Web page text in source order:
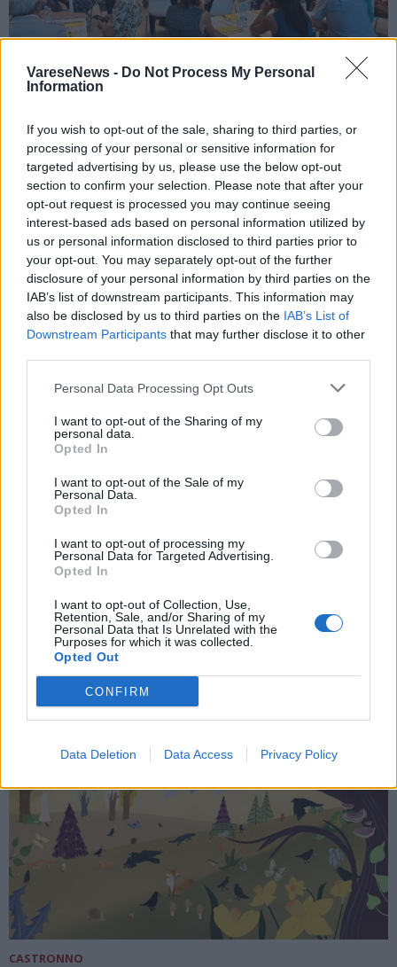
VareseNews - Do Not Process My Personal
Information
If you wish to opt-out of the sale, sharing to third parties, or
processing of your personal or sensitive information for
targeted advertising by us, please use the below opt-out
section to confirm your selection. Please note that after your
opt-out request is processed you may continue seeing
interest-based ads based on personal information utilized by
us or personal information disclosed to third parties prior to
your opt-out. You may separately opt-out of the further
disclosure of your personal information by third parties on the
IAB’s list of downstream participants. This information may
also be disclosed by us to third parties on the IAB’s List of
Downstream Participants that may further disclose it to other
Personal Data Processing Opt Outs
I want to opt-out of the Sharing of my
personal data.
Opted In
I want to opt-out of the Sale of my
Personal Data.
Opted In
I want to opt-out of processing my
Personal Data for Targeted Advertising.
Opted In
I want to opt-out of Collection, Use,
Retention, Sale, and/or Sharing of my
Personal Data that Is Unrelated with the
Purposes for which it was collected.
Opted Out
CONFIRM
Data Deletion Data Access Privacy Policy
I sapori del mondo e il profumo delle
pagine: ad agosto l’Aperi-Books & Food a
Materia vi porta in viaggio
CASTRONNO
Una serata “alla francese” ha
CASTRONNO